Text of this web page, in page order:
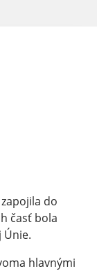
do
časť bola
Únie.
hlavnými